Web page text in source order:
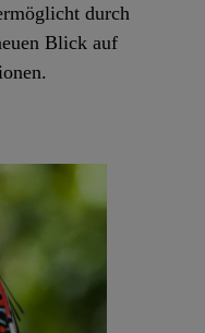
durch
Blick auf